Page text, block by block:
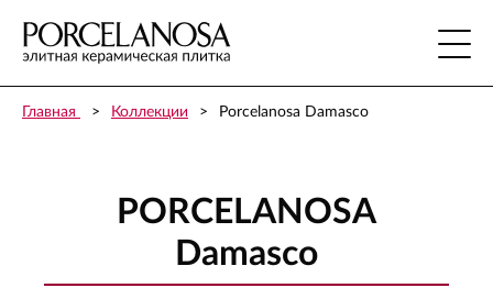
Главная Коллекции Porcelanosa Damasco
PORCELANOSA
Damasco